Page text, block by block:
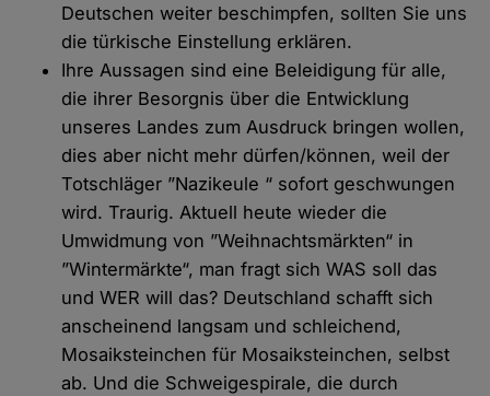
Deutschen weiter beschimpfen, sollten Sie uns
die türkische Einstellung erklären.
Ihre Aussagen sind eine Beleidigung für alle,
die ihrer Besorgnis über die Entwicklung
unseres Landes zum Ausdruck bringen wollen,
dies aber nicht mehr dürfen/können, weil der
Totschläger ”Nazikeule “ sofort geschwungen
wird. Traurig. Aktuell heute wieder die
Umwidmung von ”Weihnachtsmärkten“ in
”Wintermärkte“, man fragt sich WAS soll das
und WER will das? Deutschland schafft sich
anscheinend langsam und schleichend,
Mosaiksteinchen für Mosaiksteinchen, selbst
ab. Und die Schweigespirale, die durch